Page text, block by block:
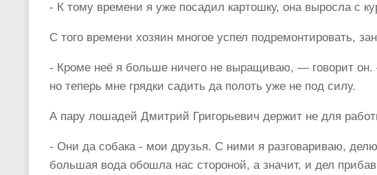
­- К тому времени я уже посадил картошку, она выросла с
С того времени хозяин многое успел подремонтировать,
­- Кроме неё я больше ничего не выращиваю,­ — говорит
но теперь мне грядки садить да полоть уже не под силу.
А пару лошадей Дмитрий Григорьевич держит не для
­- Они да собака ­- мои друзья. С ними я разговариваю,
большая вода обошла нас стороной, а значит, и дел